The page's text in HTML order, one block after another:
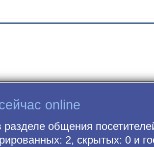
online
разделе общения
2, скрытых: 0 и